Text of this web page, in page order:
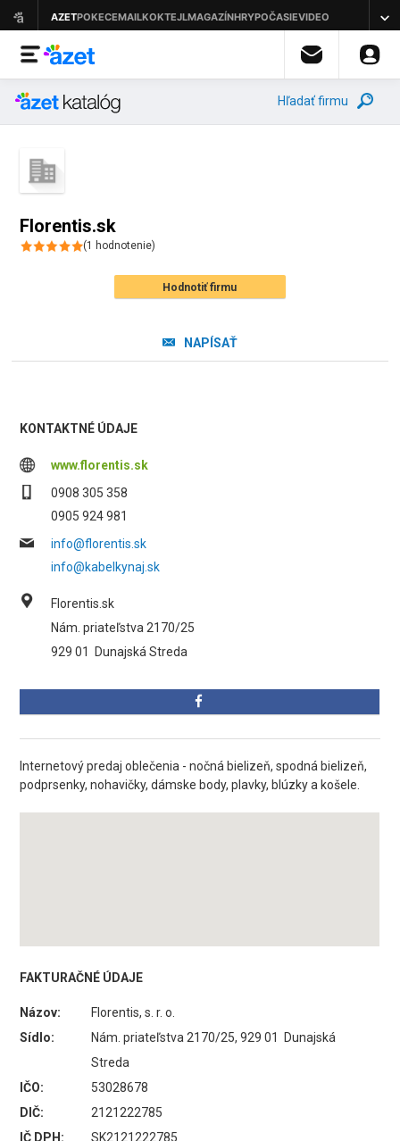
Hľadať firmu
Florentis.sk
(1 hodnotenie)
Hodnotiť firmu
NAPÍSAŤ
KONTAKTNÉ ÚDAJE
www.florentis.sk
0908 305 358
0905 924 981
info@florentis.sk
info@kabelkynaj.sk
Florentis.sk
Nám. priateľstva 2170/25
929 01
Dunajská Streda
Internetový predaj oblečenia - nočná bielizeň, spodná bielizeň,
podprsenky, nohavičky, dámske body, plavky, blúzky a košele.
FAKTURAČNÉ ÚDAJE
Názov:
Florentis, s. r. o.
Sídlo:
Nám. priateľstva 2170/25, 929 01 Dunajská
Streda
IČO:
53028678
DIČ:
2121222785
IČ DPH:
SK2121222785